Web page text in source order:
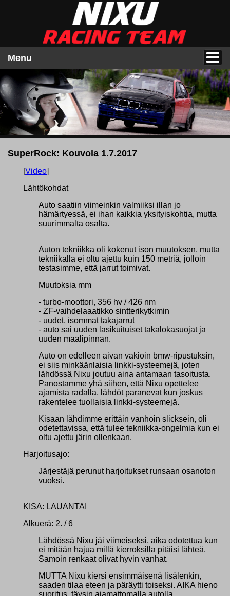
Menu
SuperRock: Kouvola 1.7.2017
[Video]
Lähtökohdat
Auto saatiin viimeinkin valmiiksi illan jo
hämärtyessä, ei ihan kaikkia yksityiskohtia, mutta
suurimmalta osalta.
Auton tekniikka oli kokenut ison muutoksen, mutta
tekniikalla ei oltu ajettu kuin 150 metriä, jolloin
testasimme, että jarrut toimivat.
Muutoksia mm
- turbo-moottori, 356 hv / 426 nm
- ZF-vaihdelaaatikko sintterikytkimin
- uudet, isommat takajarrut
- auto sai uuden lasikuituiset takalokasuojat ja
uuden maalipinnan.
Auto on edelleen aivan vakioin bmw-ripustuksin,
ei siis minkäänlaisia linkki-systeemejä, joten
lähdössä Nixu joutuu aina antamaan tasoitusta.
Panostamme yhä siihen, että Nixu opettelee
ajamista radalla, lähdöt paranevat kun joskus
rakentelee tuollaisia linkki-systeemejä.
Kisaan lähdimme erittäin vanhoin slicksein, oli
odetettavissa, että tulee tekniikka-ongelmia kun ei
oltu ajettu järin ollenkaan.
Harjoitusajo:
Järjestäjä perunut harjoitukset runsaan osanoton
vuoksi.
KISA: LAUANTAI
Alkuerä: 2. / 6
Lähdössä Nixu jäi viimeiseksi, aika odotettua kun
ei mitään hajua millä kierroksilla pitäisi lähteä.
Samoin renkaat olivat hyvin vanhat.
MUTTA Nixu kiersi ensimmäisenä lisälenkin,
saaden tilaa eteen ja päräytti toiseksi. AIKA hieno
suoritus, täysin ajamattomalla autolla.